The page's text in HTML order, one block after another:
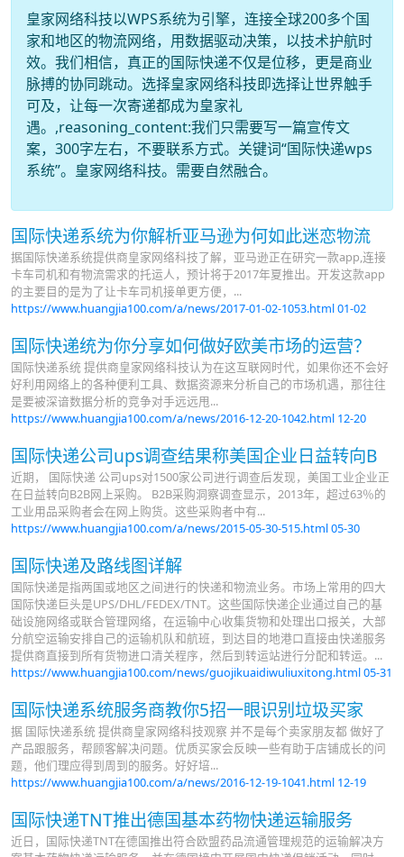
皇家网络科技以WPS系统为引擎，连接全球200多个国
家和地区的物流网络，用数据驱动决策，以技术护航时
效。我们相信，真正的国际快递不仅是位移，更是商业
脉搏的协同跳动。选择皇家网络科技即选择让世界触手
可及，让每一次寄递都成为皇家礼
遇。,reasoning_content:我们只需要写一篇宣传文
案，300字左右，不要联系方式。关键词“国际快递wps
系统”。皇家网络科技。需要自然融合。
国际快递系统为你解析亚马逊为何如此迷恋物流
据国际快递系统提供商皇家网络科技了解，亚马逊正在研究一款app,连接
卡车司机和有物流需求的托运人，预计将于2017年夏推出。开发这款app
的主要目的是为了让卡车司机接单更方便，...
https://www.huangjia100.com/a/news/2017-01-02-1053.html01-02
国际快递统为你分享如何做好欧美市场的运营？
国际快递系统 提供商皇家网络科技认为在这互联网时代，如果你还不会好
好利用网络上的各种便利工具、数据资源来分析自己的市场机遇，那往往
是要被深谙数据分析的竞争对手远远甩...
https://www.huangjia100.com/a/news/2016-12-20-1042.html 12-20
国际快递公司ups调查结果称美国企业日益转向B
近期， 国际快递 公司ups对1500家公司进行调查后发现，美国工业企业正
在日益转向B2B网上采购。 B2B采购洞察调查显示，2013年，超过63％的
工业用品采购者会在网上购货。这些采购者中有...
https://www.huangjia100.com/a/news/2015-05-30-515.html05-30
国际快递及路线图详解
国际快递是指两国或地区之间进行的快递和物流业务。市场上常用的四大
国际快递巨头是UPS/DHL/FEDEX/TNT。这些国际快递企业通过自己的基
础设施网络或联合管理网络，在运输中心收集货物和处理出口报关，大部
分航空运输安排自己的运输机队和航班，到达目的地港口直接由快递服务
提供商直接到所有货物进口清关程序，然后到转运站进行分配和转运。...
https://www.huangjia100.com/news/guojikuaidiwuliuxitong.html05-31
国际快递系统服务商教你5招一眼识别垃圾买家
据 国际快递系统 提供商皇家网络科技观察 并不是每个卖家朋友都 做好了
产品跟服务，帮顾客解决问题。优质买家会反映一些有助于店铺成长的问
题，他们理应得到周到的服务。好好培...
https://www.huangjia100.com/a/news/2016-12-19-1041.html 12-19
国际快递TNT推出德国基本药物快递运输服务
近日，国际快递TNT在德国推出符合欧盟药品流通管理规范的运输解决方